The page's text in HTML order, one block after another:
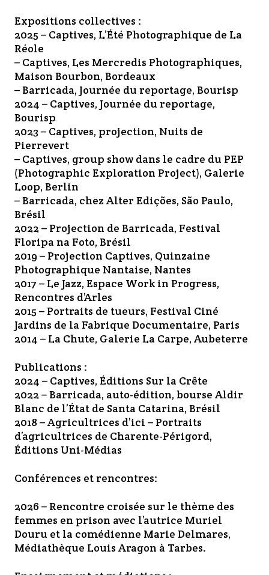
Expositions collectives :
2025 – Captives, L’Été Photographique de La
Réole
– Captives, Les Mercredis Photographiques,
Maison Bourbon, Bordeaux
– Barricada, Journée du reportage, Bourisp
2024 – Captives, Journée du reportage,
Bourisp
2023 – Captives, projection, Nuits de
Pierrevert
– Captives, group show dans le cadre du PEP
(Photographic Exploration Project), Galerie
Loop, Berlin
– Barricada, chez Alter Edições, São Paulo,
Brésil
2022 – Projection de Barricada, Festival
Floripa na Foto, Brésil
2019 – Projection Captives, Quinzaine
Photographique Nantaise, Nantes
2017 – Le Jazz, Espace Work in Progress,
Rencontres d’Arles
2015 – Portraits de tueurs, Festival Ciné
Jardins de la Fabrique Documentaire, Paris
2014 – La Chute, Galerie La Carpe, Aubeterre
Publications :
2024 – Captives, Éditions Sur la Crête
2022 – Barricada, auto-édition, bourse Aldir
Blanc de l’État de Santa Catarina, Brésil
2018 – Agricultrices d’ici – Portraits
d’agricultrices de Charente-Périgord,
Éditions Uni-Médias
Conférences et rencontres:
2026 – Rencontre croisée sur le thème des
femmes en prison avec l’autrice Muriel
Douru et la comédienne Marie Delmares,
Médiathèque Louis Aragon à Tarbes.